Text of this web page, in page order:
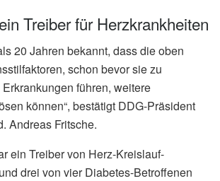
Treiber für Herzkrankheiten
20 Jahren bekannt, dass die oben
schon bevor sie zu
führen, weitere
können“, bestätigt DDG-Präsident
Andreas Fritsche.
ein Treiber von Herz-Kreislauf-
drei von vier Diabetes-Betroffenen